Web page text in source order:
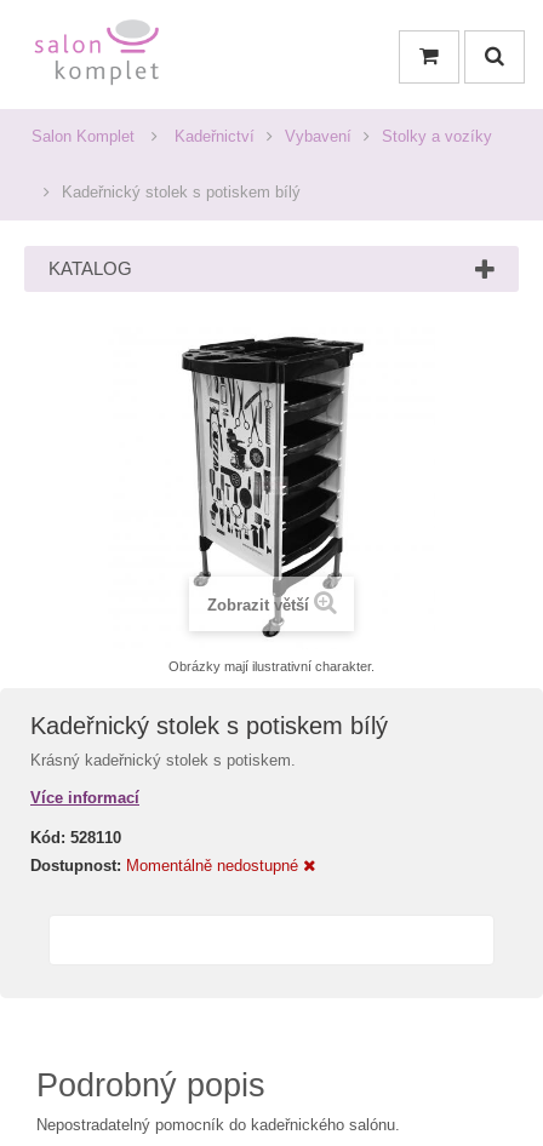
Salon Komplet Kadeřnictví Vybavení Stolky a vozíky
Kadeřnický stolek s potiskem bílý
KATALOG
Zobrazit větší
Obrázky mají ilustrativní charakter.
Kadeřnický stolek s potiskem bílý
Krásný kadeřnický stolek s potiskem.
Více informací
Kód: 528110
Dostupnost: Momentálně nedostupné
Podrobný popis
Nepostradatelný pomocník do kadeřnického salónu.